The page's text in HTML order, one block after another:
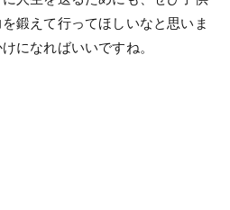
鍛えて行ってほしいなと思いま
になればいいですね。